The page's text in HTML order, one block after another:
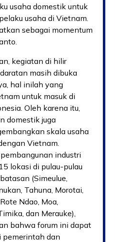
usaha domestik untuk
usaha di Vietnam.
sebagai momentum
kegiatan di hilir
masih dibuka
hal inilah yang
untuk masuk di
Oleh karena itu,
domestik juga
skala usaha
Vietnam.
industri
lokasi di pulau-pulau
(Simeulue,
Tahuna, Morotai,
Ndao, Moa,
dan Merauke),
bahwa forum ini dapat
pemerintah dan